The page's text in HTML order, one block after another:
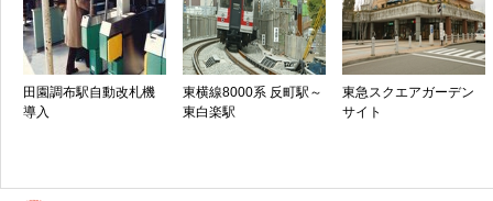
田園調布駅自動改札機
導入
東横線8000系 反町駅～
東白楽駅
東急スクエアガーデン
サイト